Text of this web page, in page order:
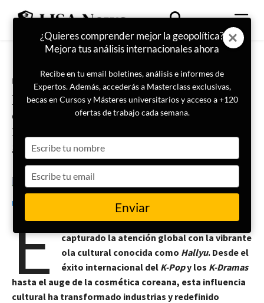
Portada
La geopolítica de la cosmética:
cómo Corea del Sur está
revolucionando el escenario
global
Ana María B. 4 de agosto de 2025
E
n los últimos años, Corea del Sur ha
capturado la atención global con la vibrante
ola cultural conocida como Hallyu. Desde el
éxito internacional del K-Popy los K-Dramas
hasta el auge de la cosmética coreana, esta influencia
cultural ha transformado industrias y redefinido
¿Quieres comprender mejor la geopolítica?
Mejora tus análisis internacionales ahora
Recibe en tu email boletines, análisis e informes de
Expertos. Además, accederás a Masterclass exclusivas,
becas en Cursos y Másteres universitarios y acceso a +120
ofertas de trabajo cada semana.
your
name
your
email
Enviar